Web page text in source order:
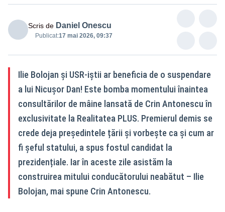
Scris de Daniel Onescu
Publicat:17 mai 2026, 09:37
Ilie Bolojan și USR-iștii ar beneficia de o suspendare
a lui Nicușor Dan! Este bomba momentului înaintea
consultărilor de mâine lansată de Crin Antonescu în
exclusivitate la Realitatea PLUS. Premierul demis se
crede deja președintele țării și vorbește ca și cum ar
fi șeful statului, a spus fostul candidat la
prezidențiale. Iar în aceste zile asistăm la
construirea mitului conducătorului neabătut – Ilie
Bolojan, mai spune Crin Antonescu.